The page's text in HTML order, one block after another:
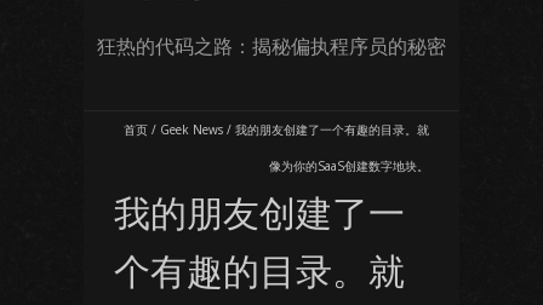
狂热的代码之路：揭秘偏执程序员的秘密
首页 / Geek News / 我的朋友创建了一个有趣的目录。就
像为你的SaaS创建数字地块。
我的朋友创建了一
个有趣的目录。就